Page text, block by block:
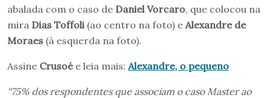
abalada com o caso de Daniel Vorcaro, que colocou na
mira Dias Toffoli (ao centro na foto) e Alexandre de
Moraes (à esquerda na foto).
Assine Crusoée leia mais: Alexandre, o pequeno
“75% dos respondentes que associam o caso Master ao